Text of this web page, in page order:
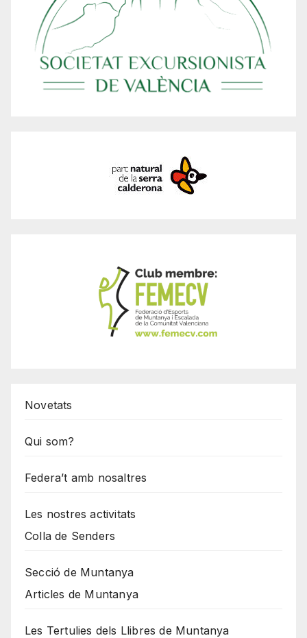
Novetats
Qui som?
Federa’t amb nosaltres
Les nostres activitats
Colla de Senders
Secció de Muntanya
Articles de Muntanya
Les Tertulies dels Llibres de Muntanya